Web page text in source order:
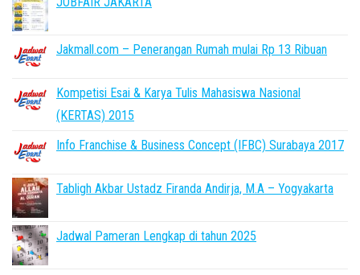
Jakmall.com – Penerangan Rumah mulai Rp 13 Ribuan
Kompetisi Esai & Karya Tulis Mahasiswa Nasional
(KERTAS) 2015
Info Franchise & Business Concept (IFBC) Surabaya 2017
Tabligh Akbar Ustadz Firanda Andirja, M.A – Yogyakarta
Jadwal Pameran Lengkap di tahun 2025